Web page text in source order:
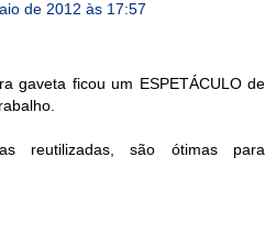
de 2012 às 17:57
gaveta ficou um ESPETÁCULO de
reutilizadas, são ótimas para